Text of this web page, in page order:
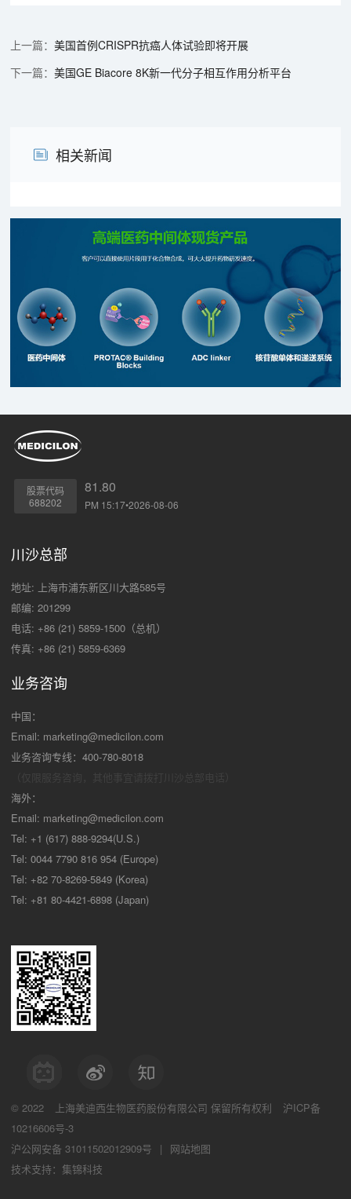
美国首例CRISPR抗癌人体试验即将开展
美国GE Biacore 8K新一代分子相互作用分析平台
相关新闻
股票代码
688202
81.80
PM 15:17•2026-08-06
川沙总部
地址: 上海市浦东新区川大路585号
邮编: 201299
电话: +86 (21) 5859-1500（总机）
传真: +86 (21) 5859-6369
业务咨询
中国：
Email: marketing@medicilon.com
业务咨询专线：400-780-8018
海外：
Email: marketing@medicilon.com
Tel: +1 (617) 888-9294(U.S.)
Tel: 0044 7790 816 954 (Europe)
Tel: +82 70-8269-5849 (Korea)
Tel: +81 80-4421-6898 (Japan)
© 2022 上海美迪西生物医药股份有限公司 保留所有权利
沪ICP备
10216606号-3
沪公网安备 31011502012909号
|
网站地图
技术支持：集锦科技